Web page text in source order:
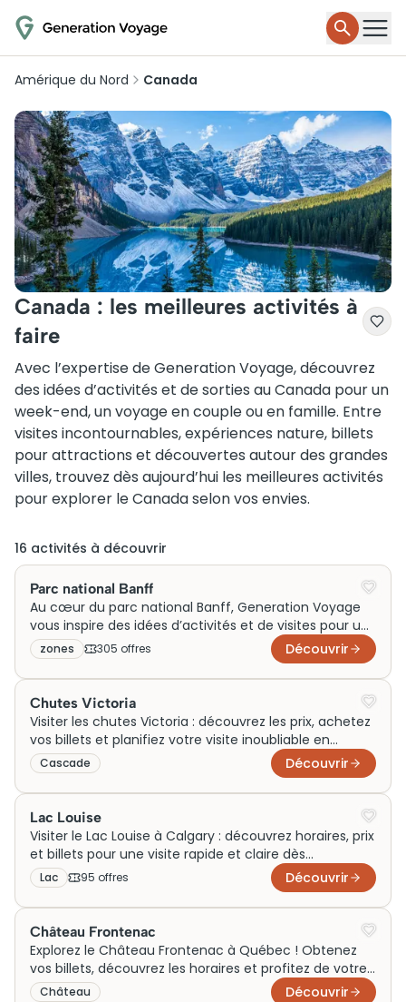
Amérique du Nord Canada
Canada : les meilleures activités à
faire
Avec l’expertise de Generation Voyage, découvrez
des idées d’activités et de sorties au Canada pour un
week-end, un voyage en couple ou en famille. Entre
visites incontournables, expériences nature, billets
pour attractions et découvertes autour des grandes
villes, trouvez dès aujourd’hui les meilleures activités
pour explorer le Canada selon vos envies.
16 activités à découvrir
Parc national Banff
Au cœur du parc national Banff, Generation Voyage
vous inspire des idées d’activités et de visites pour un
week-end ou un voyage inoubliable au Canada. Que
ce soit en famille, en couple ou entre amis, découvrez
des sorties uniques autour de paysages alpins
majestueux et vivez des expériences immersives dans
l’un des joyaux naturels des Rocheuses.
zones 305 offres Découvrir
Chutes Victoria
Visiter les chutes Victoria : découvrez les prix, achetez
vos billets et planifiez votre visite inoubliable en
Zambie/Zimbabwe dès aujourd'hui !
Cascade Découvrir
Lac Louise
Visiter le Lac Louise à Calgary : découvrez horaires, prix
et billets pour une visite rapide et claire dès
aujourd'hui pour profiter du site local.
Lac 95 offres Découvrir
Château Frontenac
Explorez le Château Frontenac à Québec ! Obtenez
vos billets, découvrez les horaires et profitez de votre
visite inoubliable dès aujourd'hui.
Château Découvrir